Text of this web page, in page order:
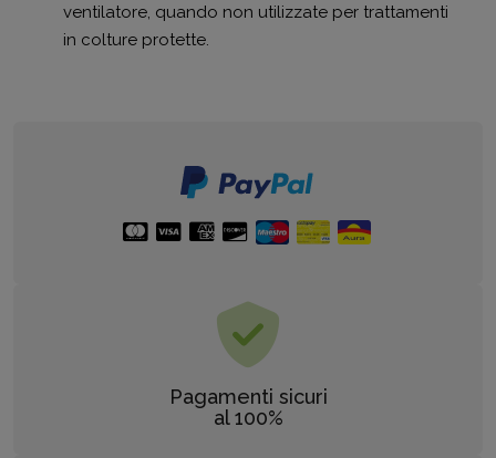
ventilatore, quando non utilizzate per trattamenti
in colture protette.
Pagamenti sicuri
al 100%